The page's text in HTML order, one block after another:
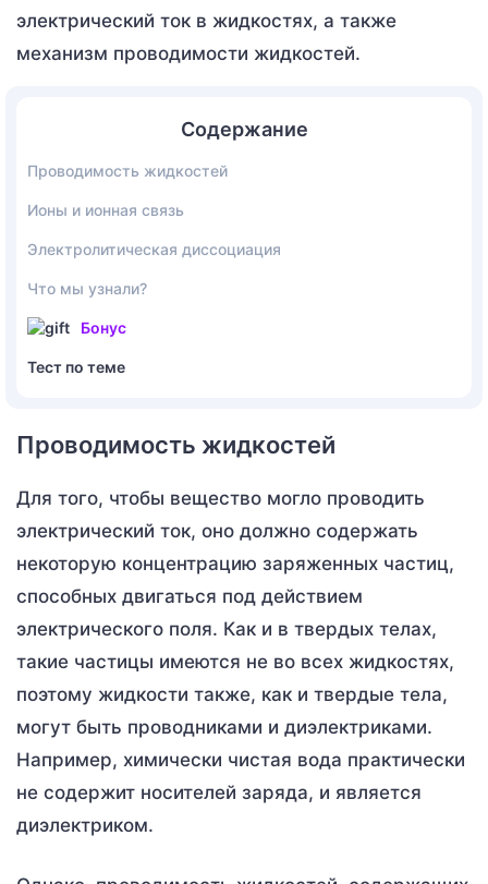
электрический ток в жидкостях, а также
механизм проводимости жидкостей.
Содержание
Проводимость жидкостей
Ионы и ионная связь
Электролитическая диссоциация
Что мы узнали?
Бонус
Тест по теме
Проводимость жидкостей
Для того, чтобы вещество могло проводить
электрический ток, оно должно содержать
некоторую концентрацию заряженных частиц,
способных двигаться под действием
электрического поля. Как и в твердых телах,
такие частицы имеются не во всех жидкостях,
поэтому жидкости также, как и твердые тела,
могут быть проводниками и диэлектриками.
Например, химически чистая вода практически
не содержит носителей заряда, и является
диэлектриком.